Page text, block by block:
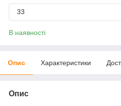
33
В наявності
Опис Характеристики
Опис